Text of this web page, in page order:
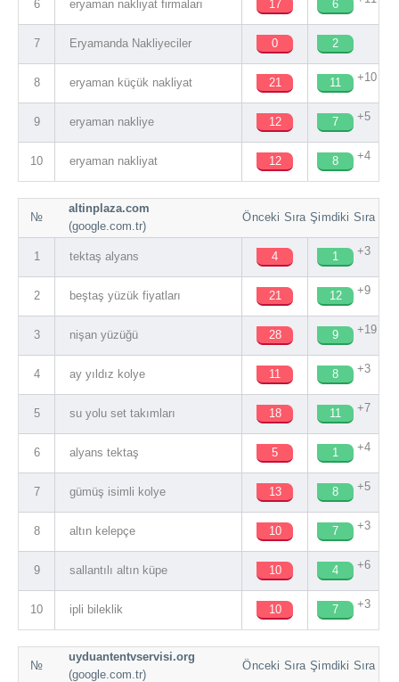
6 eryaman nakliyat firmaları 17 6
7 Eryamanda Nakliyeciler 0 2
8 eryaman küçük nakliyat 21 11 +10
9 eryaman nakliye 12 7 +5
10 eryaman nakliyat 12 8 +4
№
altinplaza.com
(google.com.tr)
Önceki Sıra Şimdiki Sıra
1 tektaş alyans 4 1 +3
2 beştaş yüzük fiyatları 21 12 +9
3 nişan yüzüğü 28 9 +19
4 ay yıldız kolye 11 8 +3
5 su yolu set takımları 18 11 +7
6 alyans tektaş 5 1 +4
7 gümüş isimli kolye 13 8 +5
8 altın kelepçe 10 7 +3
9 sallantılı altın küpe 10 4 +6
10 ipli bileklik 10 7 +3
№
uyduantentvservisi.org
(google.com.tr)
Önceki Sıra Şimdiki Sıra